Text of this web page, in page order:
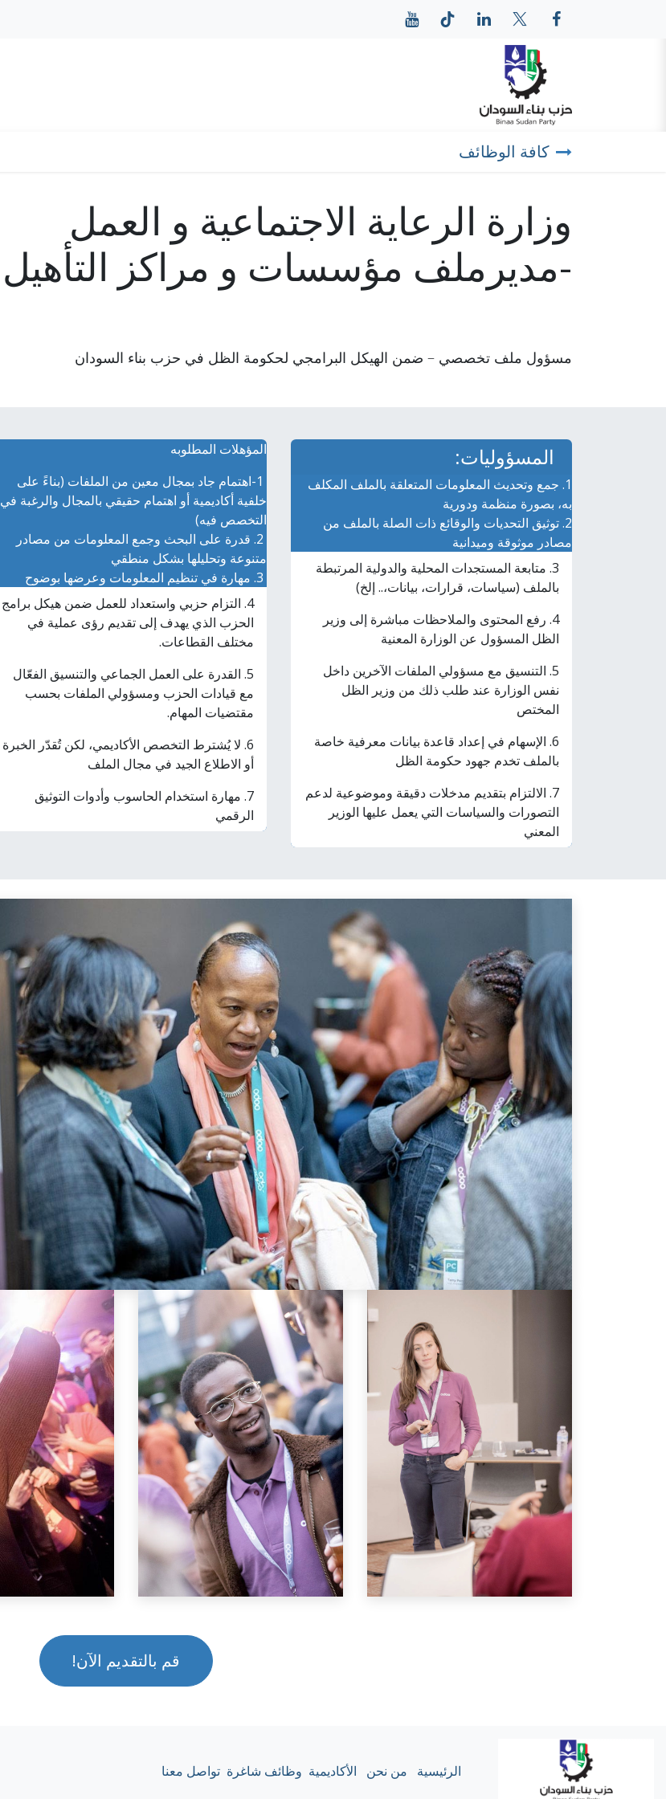
تخطي للذهاب إلى المحتوى
كافة الوظائف
وزارة الرعاية الاجتماعية و العمل
-مديرملف مؤسسات و مراكز التأهيل
مسؤول ملف تخصصي – ضمن الهيكل البرامجي لحكومة الظل في حزب بناء السودان
المسؤوليات:
1. جمع وتحديث المعلومات المتعلقة بالملف المكلف
به، بصورة منظمة ودورية
2. توثيق التحديات والوقائع ذات الصلة بالملف من
مصادر موثوقة وميدانية
3. متابعة المستجدات المحلية والدولية المرتبطة
بالملف (سياسات، قرارات، بيانات،.. إلخ)
4. رفع المحتوى والملاحظات مباشرة إلى وزير
الظل المسؤول عن الوزارة المعنية
5. التنسيق مع مسؤولي الملفات الآخرين داخل
نفس الوزارة عند طلب ذلك من وزير الظل
المختص
6. الإسهام في إعداد قاعدة بيانات معرفية خاصة
بالملف تخدم جهود حكومة الظل
7. الالتزام بتقديم مدخلات دقيقة وموضوعية لدعم
التصورات والسياسات التي يعمل عليها الوزير
المعني
المؤهلات المطلوبه
1-اهتمام جاد بمجال معين من الملفات (بناءً على
خلفية أكاديمية أو اهتمام حقيقي بالمجال والرغبة في
التخصص فيه)
2. قدرة على البحث وجمع المعلومات من مصادر
متنوعة وتحليلها بشكل منطقي
4. التزام حزبي واستعداد للعمل ضمن هيكل برامج
الحزب الذي يهدف إلى تقديم رؤى عملية في
مختلف القطاعات.
5. القدرة على العمل الجماعي والتنسيق الفعّال
مع قيادات الحزب ومسؤولي الملفات بحسب
مقتضيات المهام.
6. لا يُشترط التخصص الأكاديمي، لكن تُقدّر الخبرة
أو الاطلاع الجيد في مجال الملف
7. مهارة استخدام الحاسوب وأدوات التوثيق
الرقمي
قم بالتقديم الآن!
الرئيسية من نحن الأكاديمية وظائف شاغرة تواصل معنا